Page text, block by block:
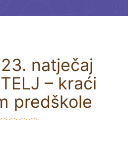
natječaj
– kraći
predškole